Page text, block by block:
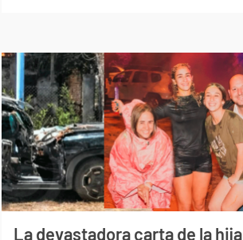
La devastadora carta de la hija